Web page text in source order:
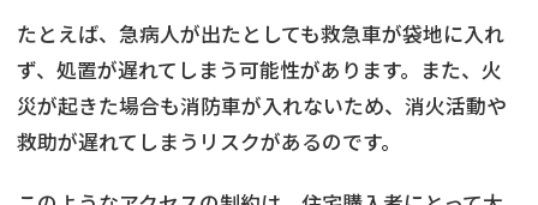
たとえば、急病人が出たとしても救急車が袋地に入れ
ず、処置が遅れてしまう可能性があります。また、火
災が起きた場合も消防車が入れないため、消火活動や
救助が遅れてしまうリスクがあるのです。